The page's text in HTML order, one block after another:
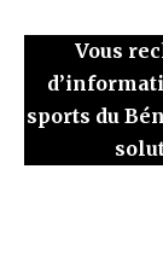
Vous
sports du